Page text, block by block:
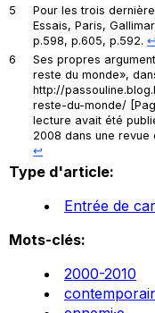
5
Pour les trois
Essais, Paris,
p.598, p.605, p.592.↩︎
6
Ses propres
reste du monde»,
http://
reste-du-monde/
lecture avait été
2008 dans une revue
↩︎
Type d'article:
Entrée de
Mots-clés:
2000-2010